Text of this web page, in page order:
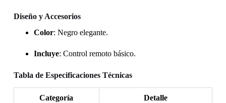
Diseño y Accesorios
Color: Negro elegante.
Incluye: Control remoto básico.
Tabla de Especificaciones Técnicas
Categoría Detalle